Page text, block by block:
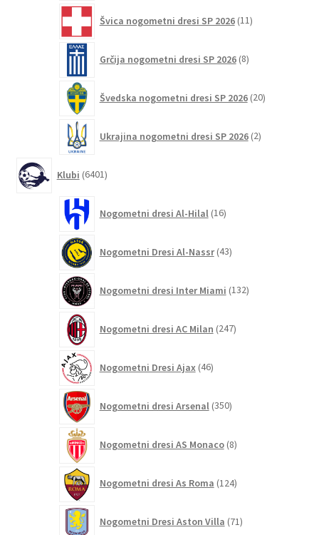
Švica nogometni dresi SP 2026 11izdelkov
Grčija nogometni dresi SP 2026 8izdelkov
Švedska nogometni dresi SP 2026 20izdelkov
Ukrajina nogometni dresi SP 2026 2izdelka
Klubi 6401izdelek
Nogometni dresi Al-Hilal 16izdelkov
Nogometni Dresi Al-Nassr 43izdelkov
Nogometni dresi Inter Miami 132izdelkov
Nogometni dresi AC Milan 247izdelkov
Nogometni Dresi Ajax 46izdelkov
Nogometni dresi Arsenal 350izdelkov
Nogometni dresi AS Monaco 8izdelkov
Nogometni dresi As Roma 124izdelkov
Nogometni Dresi Aston Villa 71izdelkov